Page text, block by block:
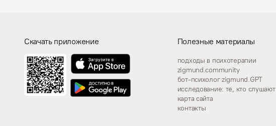
Скачать приложение Полезные материалы
подходы в психотерапии
zigmund.community
бот-психолог zigmund.GPT
исследование: те, кто слушают
карта сайта
контакты